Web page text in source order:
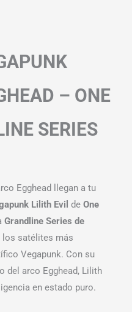
– ONE
SERIES
Egghead llegan a tu
Lilith Evil de One
Grandline Series de
los satélites más
Vegapunk. Con su
del arco Egghead, Lilith
en estado puro.